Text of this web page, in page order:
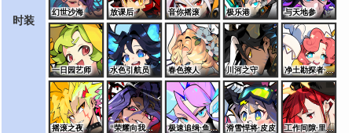
时装
幻世沙海 放课后 音你摇滚 极乐港 与天地参
一日园艺师 水色引航员 春色撩人 川河之守 净土勘探者·桑特诺娃
摇滚之夜 “荣耀向我俯首”·艾夏拉 极速追缉·鱼龙王 滑雪悍将·皮皮 工作间隙·里奥斯